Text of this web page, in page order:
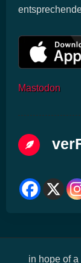
Mastodon
in hope of